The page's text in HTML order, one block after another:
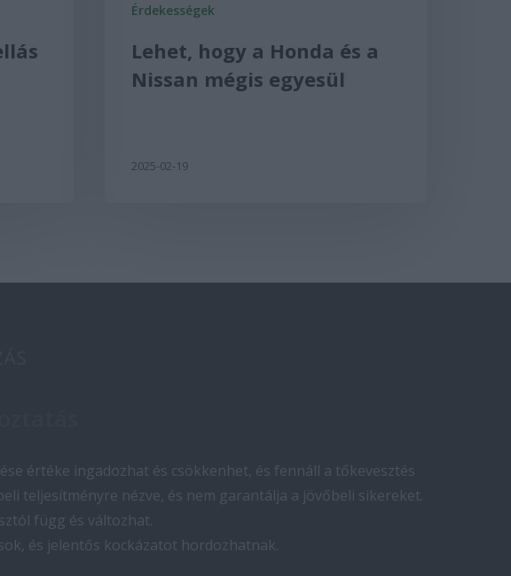
Érdekességek
Lehet, hogy a Honda és a
Nissan mégis egyesül
2025-02-19
értéke ingadozhat és csökkenhet, és fennáll a tőkevesztés
teljesítményre nézve, és nem garantálja a jövőbeli sikereket.
függ és változhat.
és jelentős kockázatot hordozhatnak.